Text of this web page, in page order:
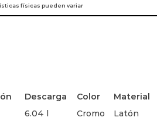
físicas pueden variar
Descarga Color
Material
6.04 l Cromo Latón